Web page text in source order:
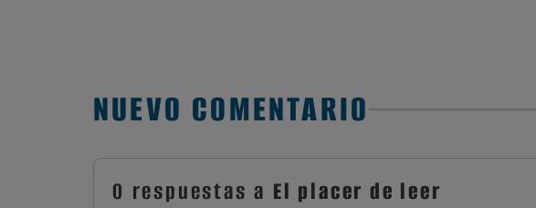
NUEVO COMENTARIO
0 respuestas a El placer de leer